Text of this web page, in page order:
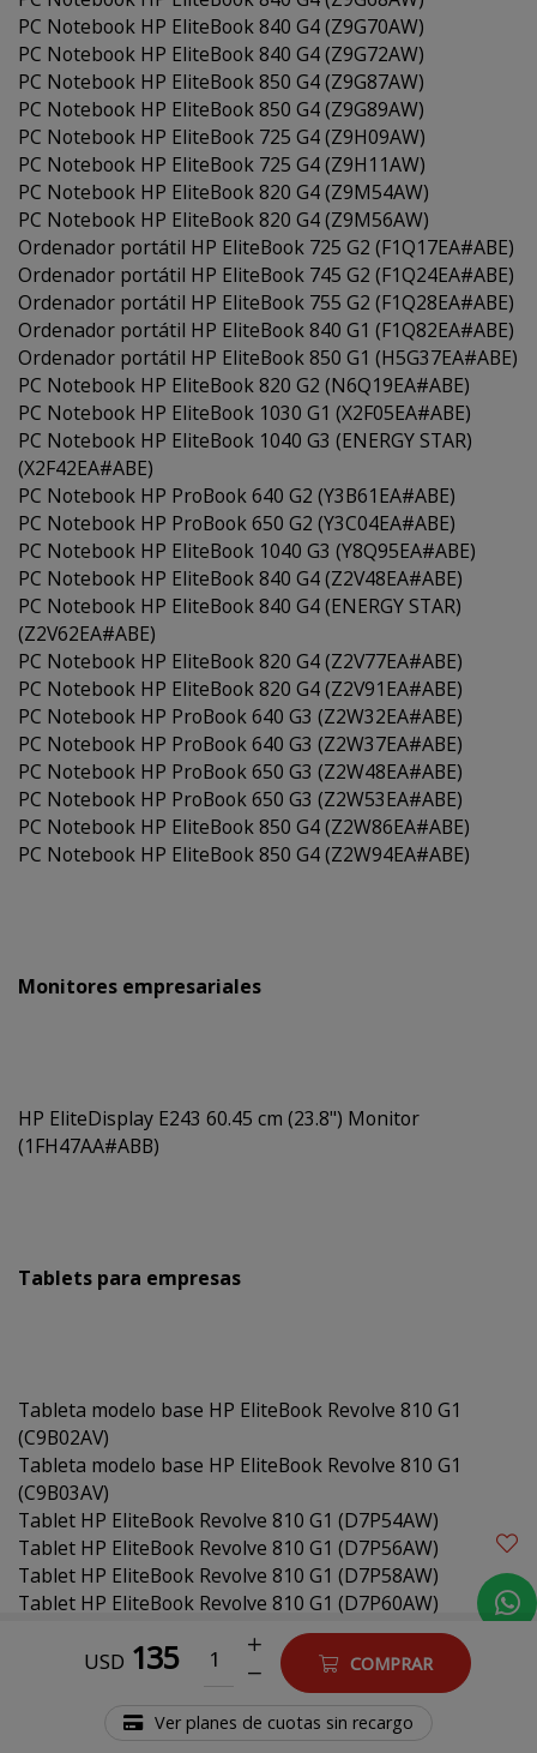
PC Notebook HP EliteBook 840 G4 (Z9G70AW)
PC Notebook HP EliteBook 840 G4 (Z9G72AW)
PC Notebook HP EliteBook 850 G4 (Z9G87AW)
PC Notebook HP EliteBook 850 G4 (Z9G89AW)
PC Notebook HP EliteBook 725 G4 (Z9H09AW)
PC Notebook HP EliteBook 725 G4 (Z9H11AW)
PC Notebook HP EliteBook 820 G4 (Z9M54AW)
PC Notebook HP EliteBook 820 G4 (Z9M56AW)
Ordenador portátil HP EliteBook 725 G2 (F1Q17EA#ABE)
Ordenador portátil HP EliteBook 745 G2 (F1Q24EA#ABE)
Ordenador portátil HP EliteBook 755 G2 (F1Q28EA#ABE)
Ordenador portátil HP EliteBook 840 G1 (F1Q82EA#ABE)
Ordenador portátil HP EliteBook 850 G1 (H5G37EA#ABE)
PC Notebook HP EliteBook 820 G2 (N6Q19EA#ABE)
PC Notebook HP EliteBook 1030 G1 (X2F05EA#ABE)
PC Notebook HP EliteBook 1040 G3 (ENERGY STAR)
(X2F42EA#ABE)
PC Notebook HP ProBook 640 G2 (Y3B61EA#ABE)
PC Notebook HP ProBook 650 G2 (Y3C04EA#ABE)
PC Notebook HP EliteBook 1040 G3 (Y8Q95EA#ABE)
PC Notebook HP EliteBook 840 G4 (Z2V48EA#ABE)
PC Notebook HP EliteBook 840 G4 (ENERGY STAR)
(Z2V62EA#ABE)
PC Notebook HP EliteBook 820 G4 (Z2V77EA#ABE)
PC Notebook HP EliteBook 820 G4 (Z2V91EA#ABE)
PC Notebook HP ProBook 640 G3 (Z2W32EA#ABE)
PC Notebook HP ProBook 640 G3 (Z2W37EA#ABE)
PC Notebook HP ProBook 650 G3 (Z2W48EA#ABE)
PC Notebook HP ProBook 650 G3 (Z2W53EA#ABE)
PC Notebook HP EliteBook 850 G4 (Z2W86EA#ABE)
PC Notebook HP EliteBook 850 G4 (Z2W94EA#ABE)
Monitores empresariales
HP EliteDisplay E243 60.45 cm (23.8") Monitor
(1FH47AA#ABB)
Tablets para empresas
Tableta modelo base HP EliteBook Revolve 810 G1
(C9B02AV)
Tableta modelo base HP EliteBook Revolve 810 G1
(C9B03AV)
Tablet HP EliteBook Revolve 810 G1 (D7P54AW)
Tablet HP EliteBook Revolve 810 G1 (D7P56AW)
Tablet HP EliteBook Revolve 810 G1 (D7P58AW)
Tablet HP EliteBook Revolve 810 G1 (D7P60AW)
Tablet modelo base HP EliteBook Revolve 810 G3
(DUMEBR810G3AVPRE)
HP EliteBook Revolve 810 G2 Tablet
(DUMHPEBR810G2TPRE)
Tableta modelo base HP EliteBook Revolve 810 G1
USD 135 COMPRAR
Ver planes de cuotas sin recargo